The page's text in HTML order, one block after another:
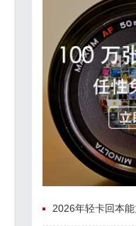
2026年轻卡回本能力解析：奥